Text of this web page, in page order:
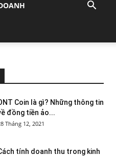
Coin là gì? Những thông tin
đồng tiền ảo...
Tháng 12, 2021
tính doanh thu trong kinh